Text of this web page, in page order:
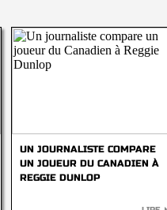
UN JOURNALISTE COMPARE
UN JOUEUR DU CANADIEN À
REGGIE DUNLOP